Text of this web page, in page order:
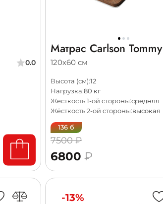
0.0
Матрас Carlson Tommy
120х60 см
Высота (см):12
Нагрузка:80 кг
Жесткость 1-ой стороны:средняя
Жёсткость 2-ой стороны:высокая
136 б
7500 ₽
6800 ₽
-13%